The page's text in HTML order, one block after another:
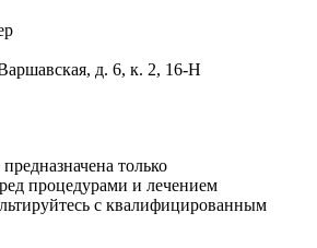
д. 6, к. 2, 16-Н
только
процедурами и лечением
с квалифицированным